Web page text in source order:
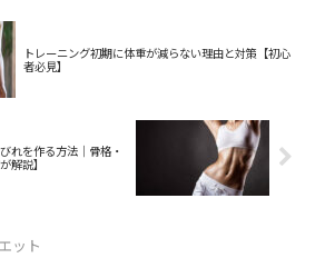
トレーニング初期に体重が減らない理由と対策【初心
者必見】
れを作る方法｜骨格・
解説】
ット